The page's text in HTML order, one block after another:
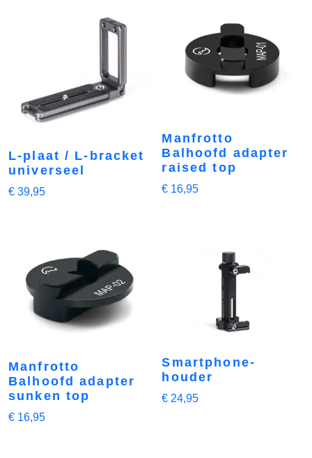
L-plaat / L-bracket
universeel
€ 39,95
Manfrotto
Balhoofd adapter
raised top
€ 16,95
Manfrotto
Balhoofd adapter
sunken top
€ 16,95
Smartphone-
houder
€ 24,95